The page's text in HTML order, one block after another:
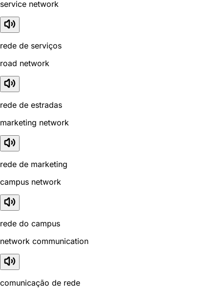
service network
rede de serviços
road network
rede de estradas
marketing network
rede de marketing
campus network
rede do campus
network communication
comunicação de rede